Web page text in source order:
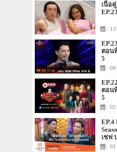
เนื้อ
:
ตอน
5
:
ตอน
5
:
EP.4
เชฟ
: